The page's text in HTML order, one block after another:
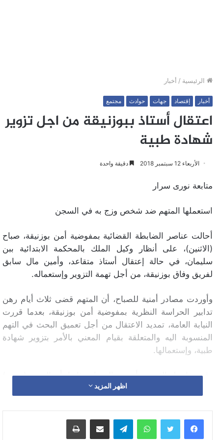
الرئيسية / أخبار
أخبار إقتصاد جهات حوادث مجتمع
اعتقال أستاذ ببوزنيقة من اجل تزوير
شهادة طبية
الأربعاء 12 سبتمبر 2018 دقيقة واحدة
متابعة نورى سرار
استعملها المتهم ضد شخص وزج به في السجن
أحالت عناصر الضابطة القضائية بمفوضية أمن بوزنيقة، صباح
(الاثنين)، على أنظار وكيل الملك بالمحكمة الابتدائية ببن
سليمان، في حالة إعتقال أستاذ متقاعد، وأمين مال سابق
لفريق وفاق بوزنيقة، من أجل تهمة التزوير وإستعماله.
وأوردت مصادر أمنية للصباح، أن المتهم قضى ثلاث أيام رهن
تدابير الحراسة النظرية بمفوضية أمن بوزنيقة، بعدما قررت
النيابة العامة، تمديد الاعتقال من أجل تعميق البحث في التهم
المنسوبة اليه والمتعلقة بقيام المعني بالأمر بتزوير شهادة
طبية، وإستعمالها.
وفي تفاصيل القضية، أوردت المصادر ذاتها، أن المتهم (م.س)
البالغ من العمر حوالي 63 سنة، كان له نزاع مع لاعب كرة
صداه الى ردهات المحاكم، حيت أتهم المتهم اللاعب بتعنيفه
من خلال الضرب والسب والقذف، وأرفق الشكاية بشهادة
اظهر المزيد
واتساب تيلقرام مشاركة عبر البريد طباعة